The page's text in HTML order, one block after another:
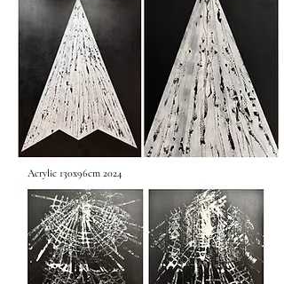
Acrylic 130x96cm 2024